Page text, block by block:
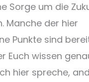
Sorge um die
Manche der hier
Punkte sind
Euch wissen
hier spreche,